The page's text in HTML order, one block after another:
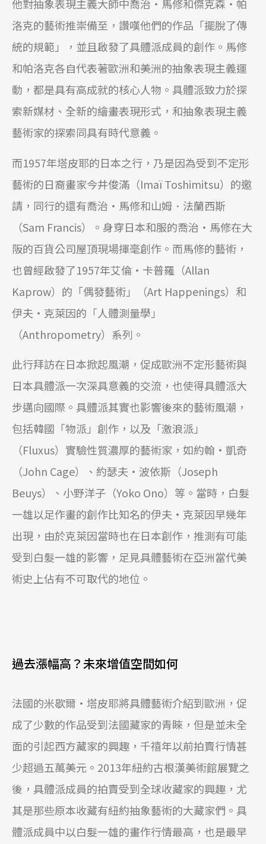
他對抽象表現主義大師中喬治‧馬修和傑克森‧帕
洛克的藝術推崇備至，讚嘆他們的作品「擺脫了傳
統的規範」，並且啟發了具體派成員的創作。馬修
和帕洛克各自代表著歐洲和美洲的抽象表現主義運
動，都是具有高成就的核心人物。具體派致力於探
索新媒材、全新的繪畫表現形式，和抽象表現主義
藝術家的探索同具有時代意義。
而1957年塔皮耶的日本之行，乃是因為受到不定形
藝術的日裔畫家今井俊滿（Imaï Toshimitsu）的邀
請，同行的還有喬治‧馬修和山姆．法蘭西斯
（Sam Francis）。身穿日本和服的喬治‧馬修在大
阪的百貨公司屋頂現場揮毫創作。而馬修的藝術，
也曾經啟發了1957年艾倫‧卡普羅（Allan
Kaprow）的「偶發藝術」（Art Happenings）和
伊夫‧克萊因的「人體測量學」
（Anthropometry）系列。
此行拜訪在日本掀起風潮，促成歐洲不定形藝術與
日本具體派一次深具意義的交流，也使得具體派大
步邁向國際。具體派其實也影響後來的藝術風潮，
包括韓國「物派」創作，以及「激浪派」
（Fluxus）實驗性質濃厚的藝術家，如約翰•凱奇
（John Cage）、約瑟夫‧波依斯（Joseph
Beuys）、小野洋子（Yoko Ono）等。當時，白髮
一雄以足作畫的創作比知名的伊夫•克萊因早幾年
出現，由於克萊因當時也在日本創作，推測有可能
受到白髮一雄的影響，足見具體藝術在亞洲當代美
術史上佔有不可取代的地位。
過去漲幅高？未來增值空間如何
法國的米歇爾‧塔皮耶將具體藝術介紹到歐洲，促
成了少數的作品受到法國藏家的青睞，但是並未全
面的引起西方藏家的興趣，千禧年以前拍賣行情甚
少超過五萬美元。2013年紐約古根漢美術館展覽之
後，具體派成員的拍賣受到全球收藏家的興趣，尤
其是那些原本收藏有紐約抽象藝術的大藏家們。具
體派成員中以白髮一雄的畫作行情最高，也是最早